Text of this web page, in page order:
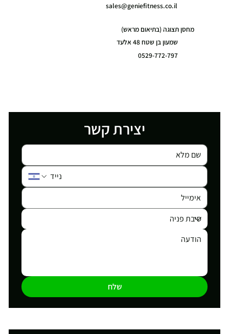
sales@geniefitness.co.il
מחסן תצוגה (בתיאום מראש)
שמעון בן שטח 48 אלעד
0529-772-797
יצירת קשר
שלח